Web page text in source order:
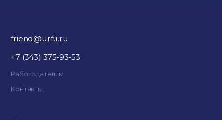
friend@urfu.ru
+7 (343) 375-93-53
Работодателям
Контакты